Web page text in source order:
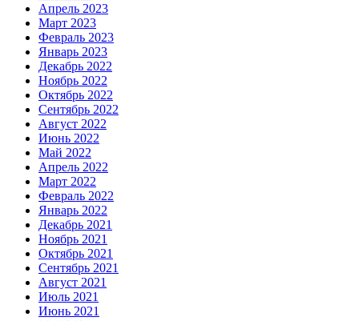
Апрель 2023
Март 2023
Февраль 2023
Январь 2023
Декабрь 2022
Ноябрь 2022
Октябрь 2022
Сентябрь 2022
Август 2022
Июнь 2022
Май 2022
Апрель 2022
Март 2022
Февраль 2022
Январь 2022
Декабрь 2021
Ноябрь 2021
Октябрь 2021
Сентябрь 2021
Август 2021
Июль 2021
Июнь 2021